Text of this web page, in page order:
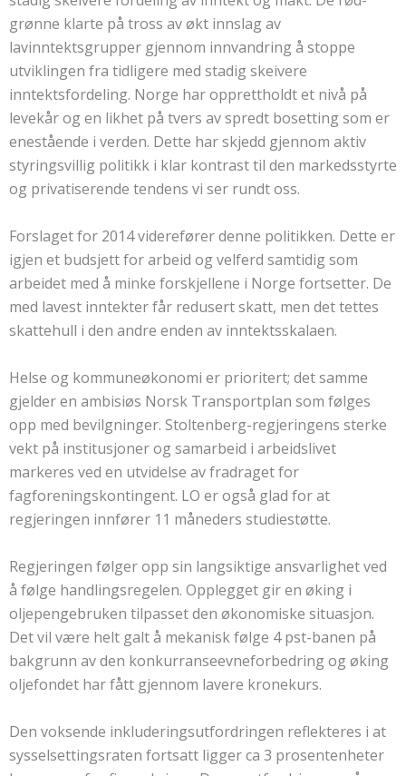
grønne klarte på tross av økt innslag av
lavinntektsgrupper gjennom innvandring å stoppe
utviklingen fra tidligere med stadig skeivere
inntektsfordeling. Norge har opprettholdt et nivå på
levekår og en likhet på tvers av spredt bosetting som er
enestående i verden. Dette har skjedd gjennom aktiv
styringsvillig politikk i klar kontrast til den markedsstyrte
og privatiserende tendens vi ser rundt oss.
Forslaget for 2014 viderefører denne politikken. Dette er
igjen et budsjett for arbeid og velferd samtidig som
arbeidet med å minke forskjellene i Norge fortsetter. De
med lavest inntekter får redusert skatt, men det tettes
skattehull i den andre enden av inntektsskalaen.
Helse og kommuneøkonomi er prioritert; det samme
gjelder en ambisiøs Norsk Transportplan som følges
opp med bevilgninger. Stoltenberg-regjeringens sterke
vekt på institusjoner og samarbeid i arbeidslivet
markeres ved en utvidelse av fradraget for
fagforeningskontingent. LO er også glad for at
regjeringen innfører 11 måneders studiestøtte.
Regjeringen følger opp sin langsiktige ansvarlighet ved
å følge handlingsregelen. Opplegget gir en øking i
oljepengebruken tilpasset den økonomiske situasjon.
Det vil være helt galt å mekanisk følge 4 pst-banen på
bakgrunn av den konkurranseevneforbedring og øking
oljefondet har fått gjennom lavere kronekurs.
Den voksende inkluderingsutfordringen reflekteres i at
sysselsettingsraten fortsatt ligger ca 3 prosentenheter